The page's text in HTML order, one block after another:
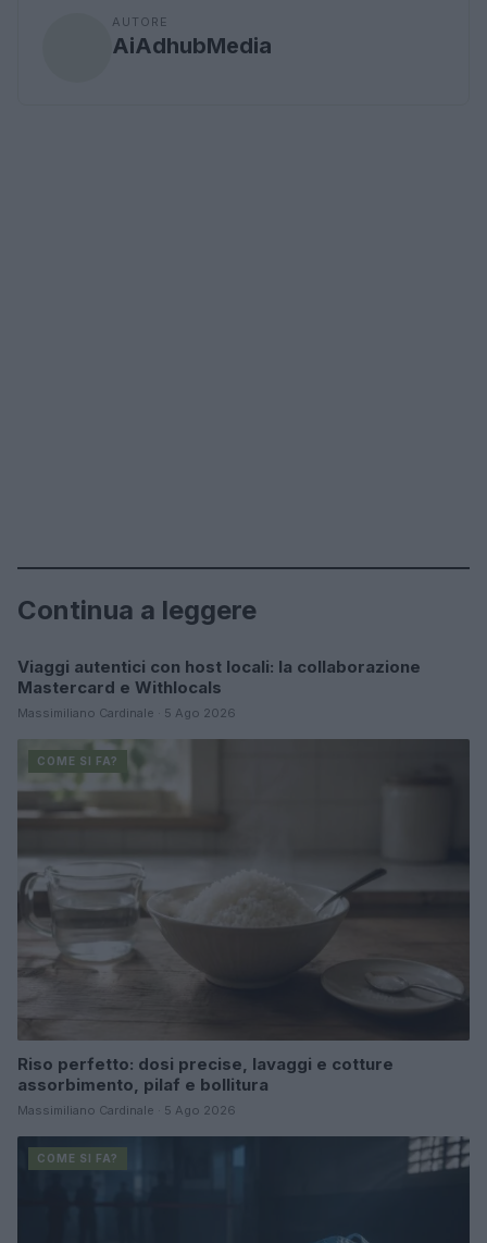
AUTORE
AiAdhubMedia
Continua a leggere
COME SI FA?
Viaggi autentici con host locali: la collaborazione
Mastercard e Withlocals
Massimiliano Cardinale · 5 Ago 2026
COME SI FA?
Riso perfetto: dosi precise, lavaggi e cotture
assorbimento, pilaf e bollitura
Massimiliano Cardinale · 5 Ago 2026
COME SI FA?